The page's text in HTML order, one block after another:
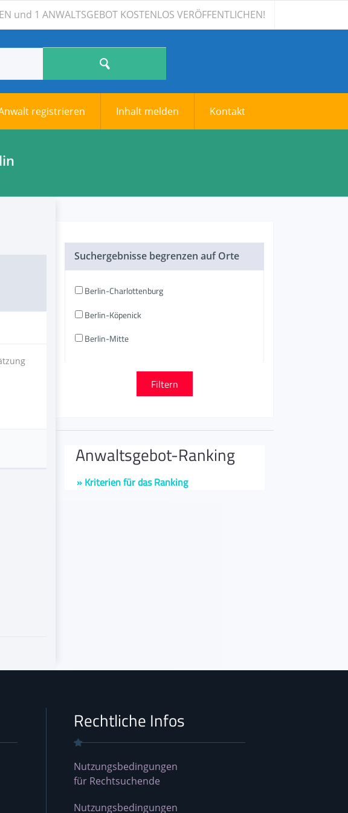
und 1 ANWALTSGEBOT KOSTENLOS VERÖFFENTLICHEN!
registrieren Inhalt melden Kontakt
Suchergebnisse begrenzen auf Orte
Berlin-Charlottenburg
Berlin-Köpenick
Berlin-Mitte
Anwaltsgebot-Ranking
» Kriterien für das Ranking
Rechtliche Infos
Nutzungsbedingungen
für Rechtsuchende
Nutzungsbedingungen